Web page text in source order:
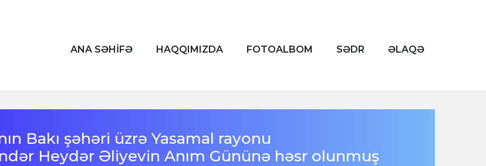
ANA SƏHİFƏ HAQQIMIZDA FOTOALBOM SƏDR ƏLAQƏ
Bakı şəhəri üzrə Yasamal rayonu
Heydər Əliyevin Anım Gününə həsr olunmuş